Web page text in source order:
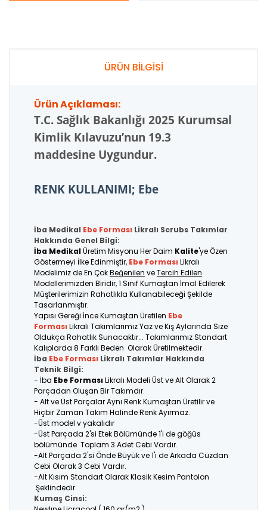
ÜRÜN BİLGİSİ
Ürün Açıklaması:
T.C. Sağlık Bakanlığı 2025 Kurumsal
Kimlik Kılavuzu’nun 19.3
maddesine Uygundur.
RENK KULLANIMI; Ebe
İba Medikal Ebe Forması Likralı Scrubs Takımlar
Hakkında Genel Bilgi:
İba MedikalÜretim Misyonu Her Daim Kalite'ye Özen
Göstermeyi İlke Edinmiştir, Ebe Forması Likralı
Modelimiz de En ÇokBeğenilen veTercih Edilen
Modellerimizden Biridir, 1 Sınıf Kumaştan İmal Edilerek
Müşterilerimizin Rahatlıkla Kullanabileceği Şekilde
Tasarlanmıştır.
Yapısı Gereği İnce Kumaştan Üretilen Ebe
Forması Likralı Takımlarımız Yaz ve Kış Aylarında Size
Oldukça Rahatlık Sunacaktır... Takımlarımız Standart
Kalıplarda 8 Farklı Beden Olarak Üretilmektedir.
İba Ebe Forması Likralı Takımlar Hakkında
Teknik Bilgi:
- İba Ebe FormasıLikralı Modeli Üst ve Alt Olarak 2
Parçadan Oluşan Bir Takımdır.
- Alt ve Üst Parçalar Aynı Renk Kumaştan Üretilir ve
Hiçbir Zaman Takım Halinde Renk Ayırmaz.
-Üst model v yakalıdır
-Üst Parçada 2'si Etek Bölümünde 1'i de göğüs
bölümünde Toplam 3 Adet Cebi Vardır.
-Alt Parçada 2'si Önde Büyük ve 1'i de Arkada Cüzdan
Cebi Olarak 3 Cebi Vardır.
-Alt Kısım Standart Olarak Klasik Kesim Pantolon
Şeklindedir.
Kumaş Cinsi: